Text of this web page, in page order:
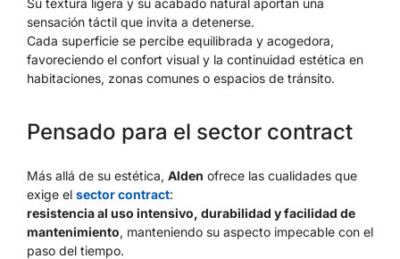
sensación táctil que invita a detenerse.
Cada superficie se percibe equilibrada y acogedora,
favoreciendo el confort visual y la continuidad estética en
habitaciones, zonas comunes o espacios de tránsito.
Pensado para el sector contract
Más allá de su estética, Alden ofrece las cualidades que
exige el sector contract:
resistencia al uso intensivo, durabilidad y facilidad de
mantenimiento, manteniendo su aspecto impecable con el
paso del tiempo.